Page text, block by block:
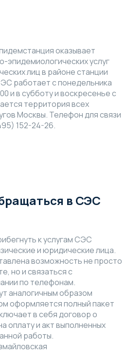
оказывает
эпидемиологических услуг
лиц в районе станции
работает с понедельника
и в субботу и воскресенье с
территория всех
Москвы. Телефон для связи
152-24-26.
в СЭС
к услугам СЭС
и юридические лица.
возможность не просто
но и связаться с
по телефонам.
аналогичным образом
оформляется полный пакет
в себя договор о
оплату и акт выполненных
работы.